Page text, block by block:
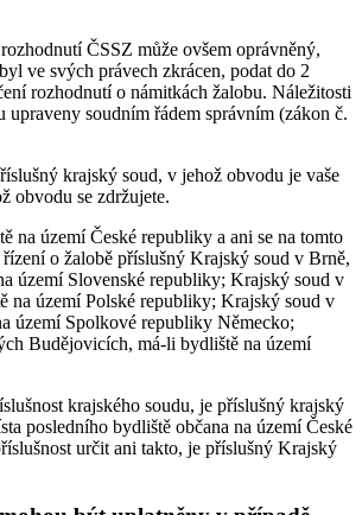
ČSSZ může ovšem oprávněný,
ve svých právech zkrácen, podat do 2
rozhodnutí o námitkách žalobu. Náležitosti
upraveny soudním řádem správním (zákon č.
krajský soud, v jehož obvodu je vaše
obvodu se zdržujete.
na území České republiky a ani se na tomto
o žalobě příslušný Krajský soud v Brně,
území Slovenské republiky; Krajský soud v
na území Polské republiky; Krajský soud v
území Spolkové republiky Německo;
Budějovicích, má-li bydliště na území
krajského soudu, je příslušný krajský
posledního bydliště občana na území České
určit ani takto, je příslušný Krajský